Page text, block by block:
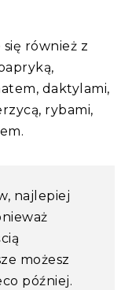
również z
daktylami,
rybami,
najlepiej
możesz
później.